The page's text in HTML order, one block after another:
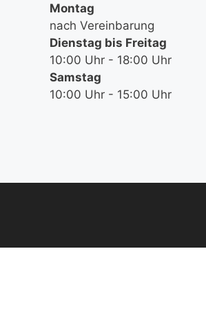
Montag
nach Vereinbarung
Dienstag bis Freitag
10:00 Uhr - 18:00 Uhr
Samstag
10:00 Uhr - 15:00 Uhr